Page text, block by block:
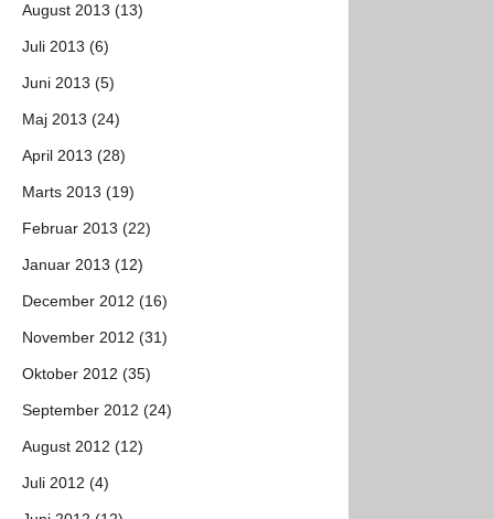
August 2013 (13)
Juli 2013 (6)
Juni 2013 (5)
Maj 2013 (24)
April 2013 (28)
Marts 2013 (19)
Februar 2013 (22)
Januar 2013 (12)
December 2012 (16)
November 2012 (31)
Oktober 2012 (35)
September 2012 (24)
August 2012 (12)
Juli 2012 (4)